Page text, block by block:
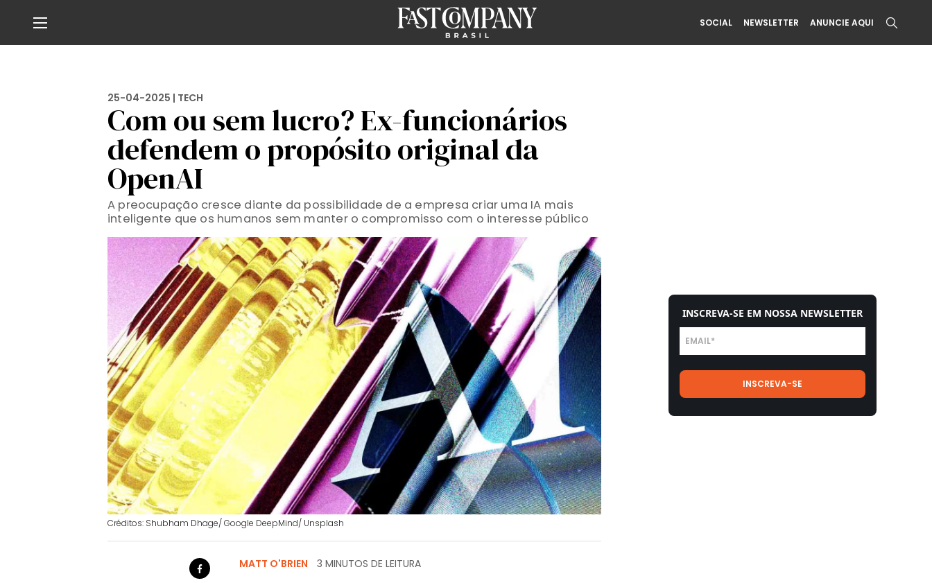
SOCIAL NEWSLETTER ANUNCIE AQUI
25-04-2025 | TECH
Com ou sem lucro? Ex-funcionários
defendem o propósito original da
OpenAI
A preocupação cresce diante da possibilidade de a empresa criar uma IA mais
inteligente que os humanos sem manter o compromisso com o interesse público
Créditos: Shubham Dhage/ Google DeepMind/ Unsplash
MATT O'BRIEN 3 MINUTOS DE LEITURA
INSCREVA-SE EM NOSSA NEWSLETTER